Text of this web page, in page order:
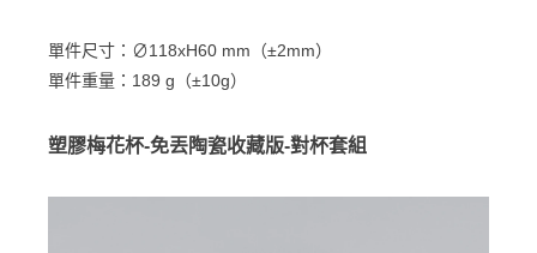
單件尺寸：∅118xH60 mm（±2mm）
單件重量：189 g（±10g）
塑膠梅花杯-免丟陶瓷收藏版-對杯套組